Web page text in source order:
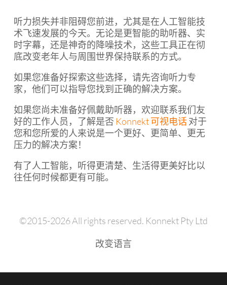
听力损失并非阻碍您前进，尤其是在人工智能技
术飞速发展的今天。无论是更智能的助听器、实
时字幕，还是神奇的降噪技术，这些工具正在彻
底改变老年人与周围世界保持联系的方式。
如果您准备好探索这些选择，请先咨询听力专
家，他们可以指导您找到正确的解决方案。
如果您尚未准备好佩戴助听器，欢迎联系我们友
好的工作人员，了解是否 Konnekt 可视电话对于
您和您所爱的人来说是一个更好、更简单、更无
压力的解决方案！
有了人工智能，听得更清楚、生活得更美好比以
往任何时候都更有可能。
©2015-2026 All rights reserved. Konnekt Pty Ltd
改变语言